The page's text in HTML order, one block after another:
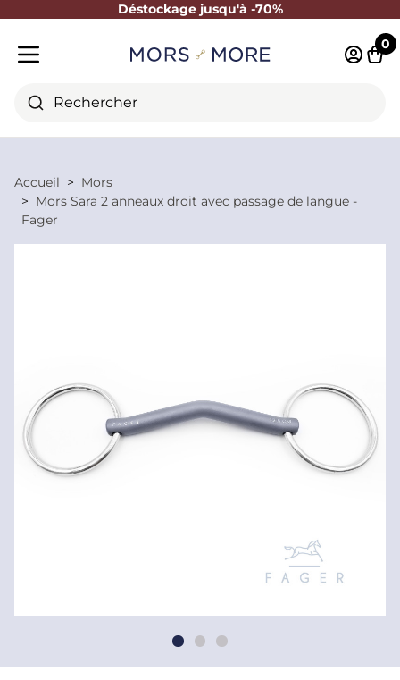
Déstockage jusqu'à -70%
Fermer
Rechercher
0
Accueil
Mors
Mors Sara 2 anneaux droit avec passage de langue -
Fager